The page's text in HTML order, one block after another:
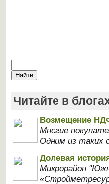
Читайте в
Возмещение
Многие
Одним из таких
Долевая
Микрорайон